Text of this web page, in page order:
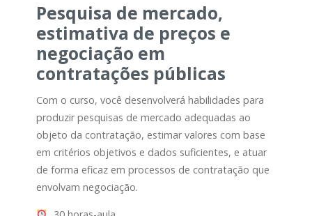
Pesquisa de mercado,
estimativa de preços e
negociação em
contratações públicas
Com o curso, você desenvolverá habilidades para
produzir pesquisas de mercado adequadas ao
objeto da contratação, estimar valores com base
em critérios objetivos e dados suficientes, e atuar
de forma eficaz em processos de contratação que
envolvam negociação.